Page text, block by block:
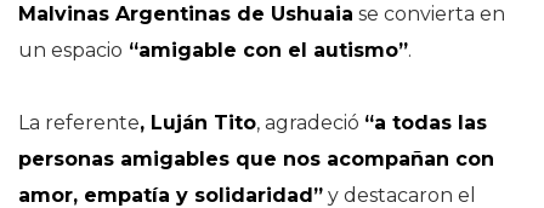
Malvinas Argentinas de Ushuaia se convierta en
un espacio “amigable con el autismo”.
La referente, Luján Tito, agradeció “a todas las
personas amigables que nos acompañan con
amor, empatía y solidaridad” y destacaron el